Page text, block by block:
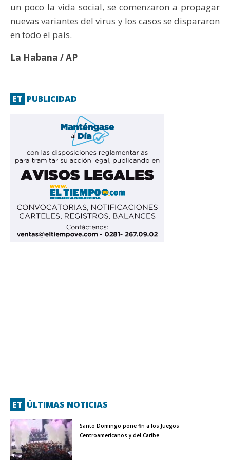
un poco la vida social, se comenzaron a propagar
nuevas variantes del virus y los casos se dispararon
en todo el país.
La Habana / AP
ET PUBLICIDAD
ET ÚLTIMAS NOTICIAS
Santo Domingo pone fin a los Juegos
Centroamericanos y del Caribe